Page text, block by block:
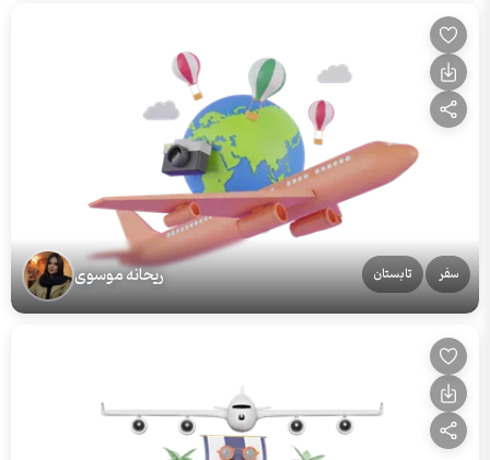
سفر تابستان ریحانه موسوی